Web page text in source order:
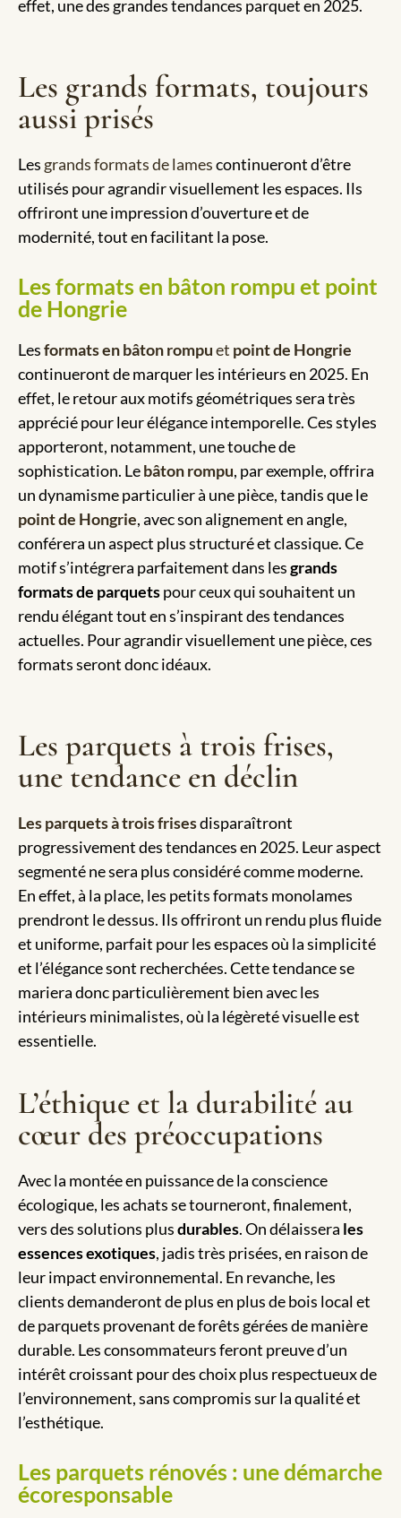
effet, une des grandes tendances parquet en 2025.
Les grands formats, toujours
aussi prisés
Les grands formats de lamescontinueront d’être
utilisés pour agrandir visuellement les espaces. Ils
offriront une impression d’ouverture et de
modernité, tout en facilitant la pose.
Les formats en bâton rompu et point
de Hongrie
Lesformats en bâton rompuet point de Hongrie
continueront de marquer les intérieurs en 2025. En
effet, le retour aux motifs géométriques sera très
apprécié pour leur élégance intemporelle. Ces styles
apporteront, notamment, une touche de
sophistication. Lebâton rompu, par exemple, offrira
un dynamisme particulier à une pièce, tandis que le
point de Hongrie, avec son alignement en angle,
conférera un aspect plus structuré et classique. Ce
motif s’intégrera parfaitement dans lesgrands
formats de parquetspour ceux qui souhaitent un
rendu élégant tout en s’inspirant des tendances
actuelles. Pour agrandir visuellement une pièce, ces
formats seront donc idéaux.
Les parquets à trois frises,
une tendance en déclin
Les parquets à trois frisesdisparaîtront
progressivement des tendances en 2025. Leur aspect
segmenté ne sera plus considéré comme moderne.
En effet, à la place, les petits formats monolames
prendront le dessus. Ils offriront un rendu plus fluide
et uniforme, parfait pour les espaces où la simplicité
et l’élégance sont recherchées. Cette tendance se
mariera donc particulièrement bien avec les
intérieurs minimalistes, où la légèreté visuelle est
essentielle.
L’éthique et la durabilité au
cœur des préoccupations
Avec la montée en puissance de la conscience
écologique, les achats se tourneront, finalement,
vers des solutions plusdurables. On délaissera les
essences exotiques, jadis très prisées, en raison de
leur impact environnemental. En revanche, les
clients demanderont de plus en plus de bois local et
de parquets provenant de forêts gérées de manière
durable. Les consommateurs feront preuve d’un
intérêt croissant pour des choix plus respectueux de
l’environnement, sans compromis sur la qualité et
l’esthétique.
Les parquets rénovés : une démarche
écoresponsable